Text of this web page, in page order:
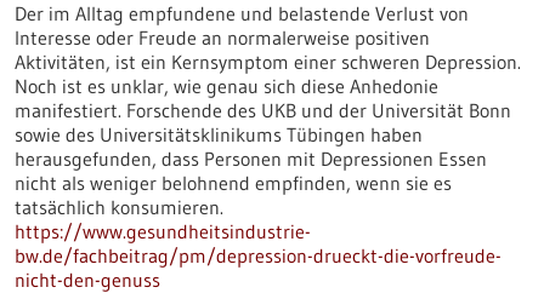
Der im Alltag empfundene und belastende Verlust von
Interesse oder Freude an normalerweise positiven
Aktivitäten, ist ein Kernsymptom einer schweren Depression.
Noch ist es unklar, wie genau sich diese Anhedonie
manifestiert. Forschende des UKB und der Universität Bonn
sowie des Universitätsklinikums Tübingen haben
herausgefunden, dass Personen mit Depressionen Essen
nicht als weniger belohnend empfinden, wenn sie es
tatsächlich konsumieren.
https://www.gesundheitsindustrie-
bw.de/fachbeitrag/pm/depression-drueckt-die-vorfreude-
nicht-den-genuss